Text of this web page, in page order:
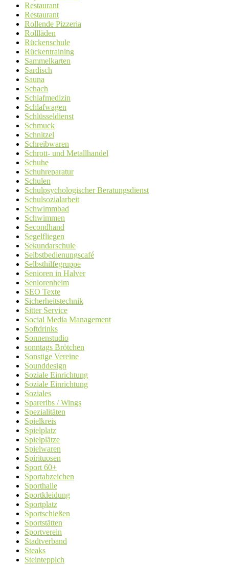
Restaurant
Restaurant
Rollende Pizzeria
Rollläden
Rückenschule
Rückentraining
Sammelkarten
Sardisch
Sauna
Schach
Schlafmedizin
Schlafwagen
Schlüsseldienst
Schmuck
Schnitzel
Schreibwaren
Schrott- und Metallhandel
Schuhe
Schuhreparatur
Schulen
Schulpsychologischer Beratungsdienst
Schulsozialarbeit
Schwimmbad
Schwimmen
Secondhand
Segelfliegen
Sekundarschule
Selbstbedienungscafé
Selbsthilfegruppe
Senioren in Halver
Seniorenheim
SEO Texte
Sicherheitstechnik
Sitter Service
Social Media Management
Softdrinks
Sonnenstudio
sonntags Brötchen
Sonstige Vereine
Sounddesign
Soziale Einrichtung
Soziale Einrichtung
Soziales
Spareribs / Wings
Spezialitäten
Spielkreis
Spielplatz
Spielplätze
Spielwaren
Spirituosen
Sport 60+
Sportabzeichen
Sporthalle
Sportkleidung
Sportplatz
Sportschießen
Sportstätten
Sportverein
Stadtverband
Steaks
Steinteppich